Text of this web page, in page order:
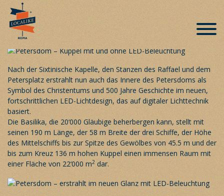
Es wurde Licht – Petersdom in nie
dagewesenem Glanz
Veröffentlicht am 10. Februar 2019
Nach der Sixtinische Kapelle, den Stanzen des Raffael und dem
Petersplatz erstrahlt nun auch das Innere des Petersdoms als
Symbol des Christentums und 500 Jahre Geschichte im neuen,
fortschrittlichen LED-Lichtdesign, das auf digitaler Lichttechnik
basiert.
Die Basilika, die 20‘000 Gläubige beherbergen kann, stellt mit
seinen 190 m Länge, der 58 m Breite der drei Schiffe, der Höhe
des Mittelschiffs bis zur Spitze des Gewölbes von 45.5 m und der
bis zum Kreuz 136 m hohen Kuppel einen immensen Raum mit
einer Fläche von 22‘000 m2 dar.